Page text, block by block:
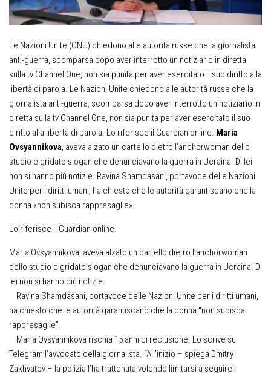
Le Nazioni Unite (ONU) chiedono alle autorità russe che la giornalista
anti-guerra, scomparsa dopo aver interrotto un notiziario in diretta
sulla tv Channel One, non sia punita per aver esercitato il suo diritto alla
libertà di parola. Le Nazioni Unite chiedono alle autorità russe che la
giornalista anti-guerra, scomparsa dopo aver interrotto un notiziario in
diretta sulla tv Channel One, non sia punita per aver esercitato il suo
diritto alla libertà di parola. Lo riferisce il Guardian online. Maria
Ovsyannikova, aveva alzato un cartello dietro l’anchorwoman dello
studio e gridato slogan che denunciavano la guerra in Ucraina. Di lei
non si hanno più notizie. Ravina Shamdasani, portavoce delle Nazioni
Unite per i diritti umani, ha chiesto che le autorità garantiscano che la
donna «non subisca rappresaglie».
Lo riferisce il Guardian online.
Maria Ovsyannikova, aveva alzato un cartello dietro l’anchorwoman
dello studio e gridato slogan che denunciavano la guerra in Ucraina. Di
lei non si hanno più notizie.
Ravina Shamdasani, portavoce delle Nazioni Unite per i diritti umani,
ha chiesto che le autorità garantiscano che la donna “non subisca
rappresaglie”.
Maria Ovsyannikova rischia 15 anni di reclusione. Lo scrive su
Telegram l’avvocato della giornalista. “All’inizio – spiega Dmitry
Zakhvatov – la polizia l’ha trattenuta volendo limitarsi a seguire il